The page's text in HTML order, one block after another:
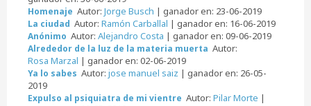
Homenaje Autor: Jorge Busch | ganador en: 23-06-2019
La ciudad Autor: Ramón Carballal | ganador en: 16-06-2019
Anónimo Autor: Alejandro Costa | ganador en: 09-06-2019
Alrededor de la luz de la materia muerta Autor:
Rosa Marzal | ganador en: 02-06-2019
Ya lo sabes Autor: jose manuel saiz | ganador en: 26-05-
2019
Expulso al psiquiatra de mi vientre Autor: Pilar Morte |